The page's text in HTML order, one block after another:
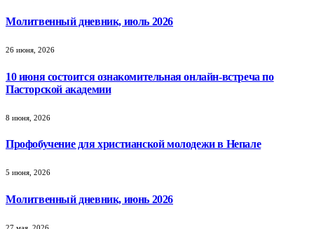
Молитвенный дневник, июль 2026
26 июня, 2026
10 июня состоится ознакомительная онлайн-встреча по
Пасторской академии
8 июня, 2026
Профобучение для христианской молодежи в Непале
5 июня, 2026
Молитвенный дневник, июнь 2026